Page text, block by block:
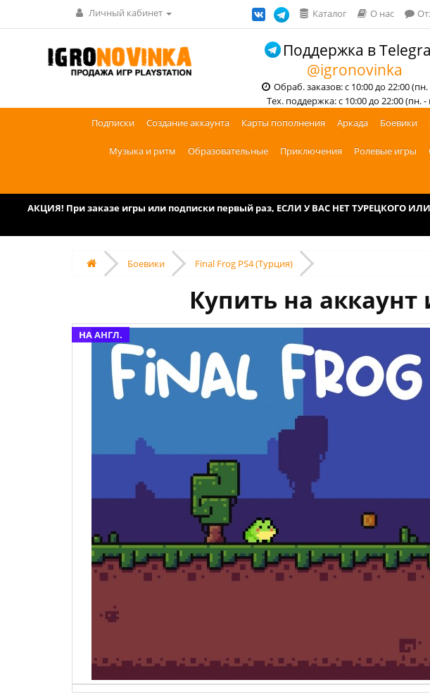
Личный кабинет Каталог О нас
Поддержка в
@igronovinka
Обраб. заказов: с 10:00 до 22:00 (пн.
Тех. поддержка: с 10:00 до 22:00 (пн. -
Подписки Создание аккаунта Карты пополнения Аркада Боевики
Музыка и ритм Образовательные Приключения Ролевые игры
АКЦИЯ! При заказе игры или подписки первый раз, ЕСЛИ У ВАС НЕТ ТУРЕЦКОГО
Боевики Final Frog PS4 (Турция)
Купить на аккаунт
НА АНГЛ.